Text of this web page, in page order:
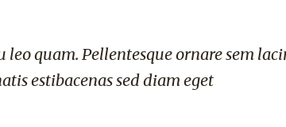
leo quam. Pellentesque ornare sem
estibacenas sed diam eget